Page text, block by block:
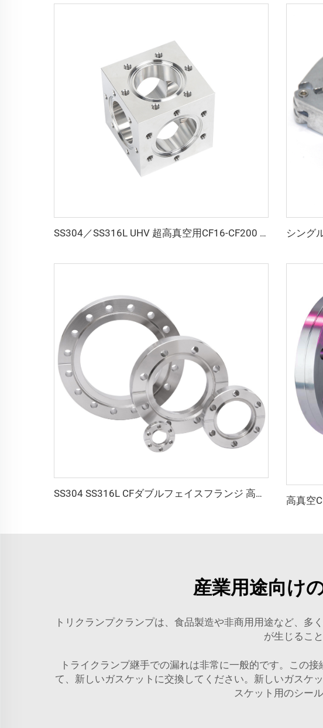
SS304／SS316L UHV 超高真空用CF16-CF200 高真空CF 6方向キューブ ステンレス鋼製 無溶接一体切削加工品 超高品質パイプ継手 フランジ
SS304 SS316L CFダブルフェイスフランジ 高真空継手 ステンレス鋼 通し穴 CFF16-CF250 3/4"-10" 両側同じサイズのCFフランジ
産業用途向け
トリクランプクランプは、食品製造や非商用用途など、
が生じるこ
トライクランプ継手での漏れは非常に一般的です。この
て、新しいガスケットに交換してください。新しいガスケ
スケット用のシー